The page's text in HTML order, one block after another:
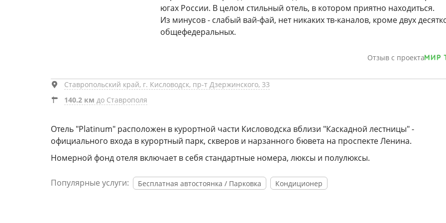
югах России. В целом стильный отель, в котором приятно находиться.
Из минусов - слабый вай-фай, нет никаких тв-каналов, кроме двух
общефедеральных.
Отзыв с проекта
Ставропольский край, г. Кисловодск, пр-т Дзержинского, 33
140.2 км до Ставрополя
Отель "Platinum" расположен в курортной части Кисловодска вблизи "Каскадной лестницы" -
официального входа в курортный парк, скверов и нарзанного бювета на проспекте Ленина.
Номерной фонд отеля включает в себя стандартные номера, люксы и полулюксы.
Популярные услуги: Бесплатная автостоянка / Парковка Кондиционер